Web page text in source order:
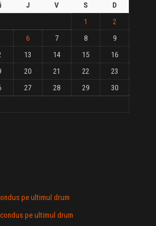
J V S
D
1
2
6 7 8
9
13 14 15
16
20 21 22
23
27 28 29
30
pe ultimul drum
pe ultimul drum